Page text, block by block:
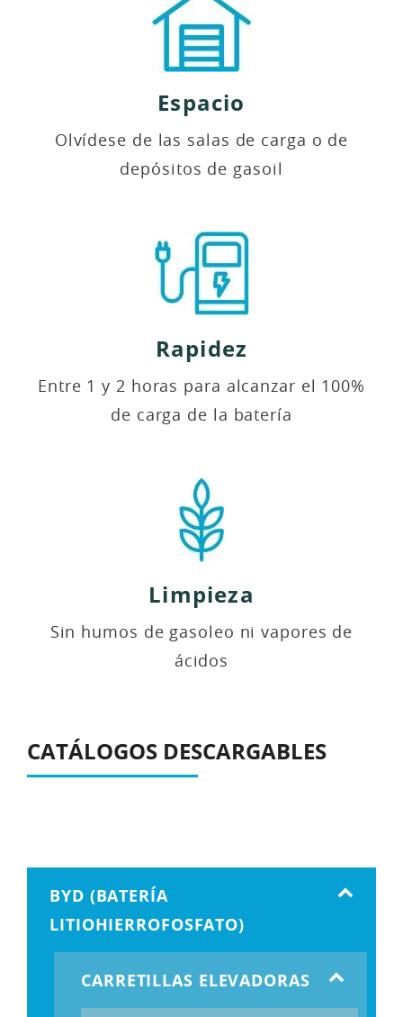
Espacio
Olvídese de las salas de carga o de
depósitos de gasoil
Rapidez
Entre 1 y 2 horas para alcanzar el 100%
de carga de la batería
Limpieza
Sin humos de gasoleo ni vapores de
ácidos
CATÁLOGOS DESCARGABLES
BYD (BATERÍA
LITIOHIERROFOSFATO)
CARRETILLAS ELEVADORAS